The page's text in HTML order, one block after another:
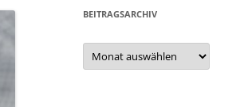
BEITRAGSARCHIV
Beitragsarchiv